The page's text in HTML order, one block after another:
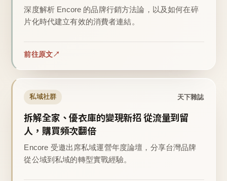
深度解析 Encore 的品牌行銷方法論，以及如何在碎
片化時代建立有效的消費者連結。
前往原文
私域社群 天下雜誌
拆解全家、優衣庫的變現新招 從流量到留
人，購買頻次翻倍
Encore 受邀出席私域運營年度論壇，分享台灣品牌
從公域到私域的轉型實戰經驗。